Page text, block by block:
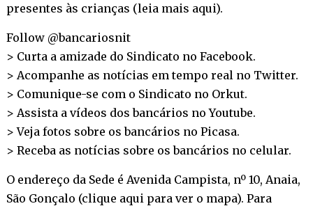
presentes às crianças (leia mais aqui).
Follow @bancariosnit
> Curta a amizade do Sindicato no Facebook.
> Acompanhe as notícias em tempo real no Twitter.
> Comunique-se com o Sindicato no Orkut.
> Assista a vídeos dos bancários noYoutube.
> Veja fotos sobre os bancários no Picasa.
> Receba as notícias sobre os bancários no celular.
O endereço da Sede é Avenida Campista, nº 10, Anaia,
São Gonçalo (clique aqui para ver o mapa). Para